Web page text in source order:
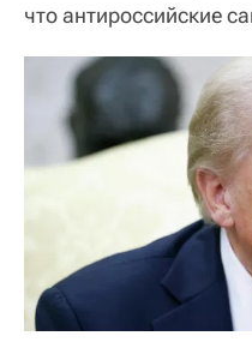
что антироссийские